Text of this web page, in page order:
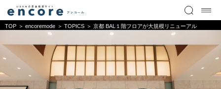
TOP encoremode TOPICS 京都 BAL１階フロアが大規模リニューアル